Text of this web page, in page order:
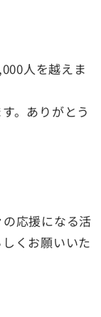
人を越えま
。ありがとう
応援になる活
くお願いいた